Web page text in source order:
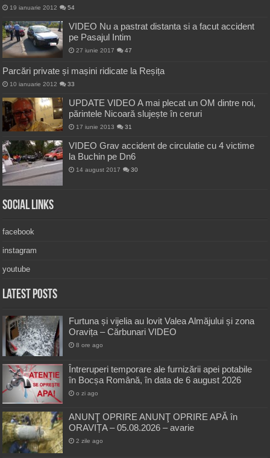
19 ianuarie 2012 54
VIDEO Nu a pastrat distanta si a facut accident
pe Pasajul Intim
27 iunie 2017 47
Parcări private și mașini ridicate la Reșița
10 ianuarie 2012 33
UPDATE VIDEO A mai plecat un OM dintre noi,
părintele Nicoară slujește în ceruri
17 iunie 2013 31
VIDEO Grav accident de circulatie cu 4 victime
la Buchin pe Dn6
14 august 2017 30
Social Links
facebook
instagram
youtube
Latest Posts
Furtuna și vijelia au lovit Valea Almăjului și zona
Oravița – Cărbunari VIDEO
8 ore ago
Întreruperi temporare ale furnizării apei potabile
în Bocșa Română, în data de 6 august 2026
o zi ago
ANUNŢ OPRIRE ANUNŢ OPRIRE APĂ în
ORAVIȚA – 05.08.2026 – avarie
2 zile ago